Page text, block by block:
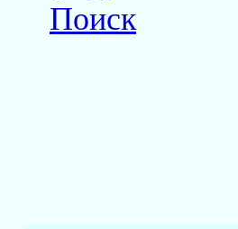
Поиск